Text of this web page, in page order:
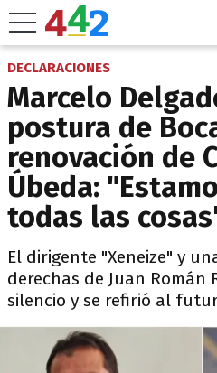
DECLARACIONES
Marcelo
postura de
renovación de
Úbeda:
todas las
El dirigente "Xeneize" y
derechas de Juan Román
silencio y se refirió al